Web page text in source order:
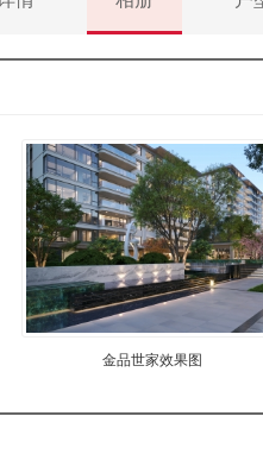
金品世家效果图